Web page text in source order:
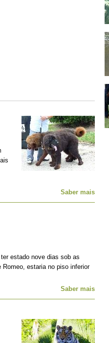
Saber mais
estado nove dias sob as
estaria no piso inferior
Saber mais